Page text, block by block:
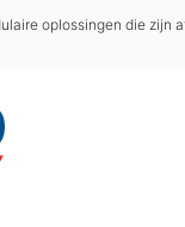
oplossingen die zijn